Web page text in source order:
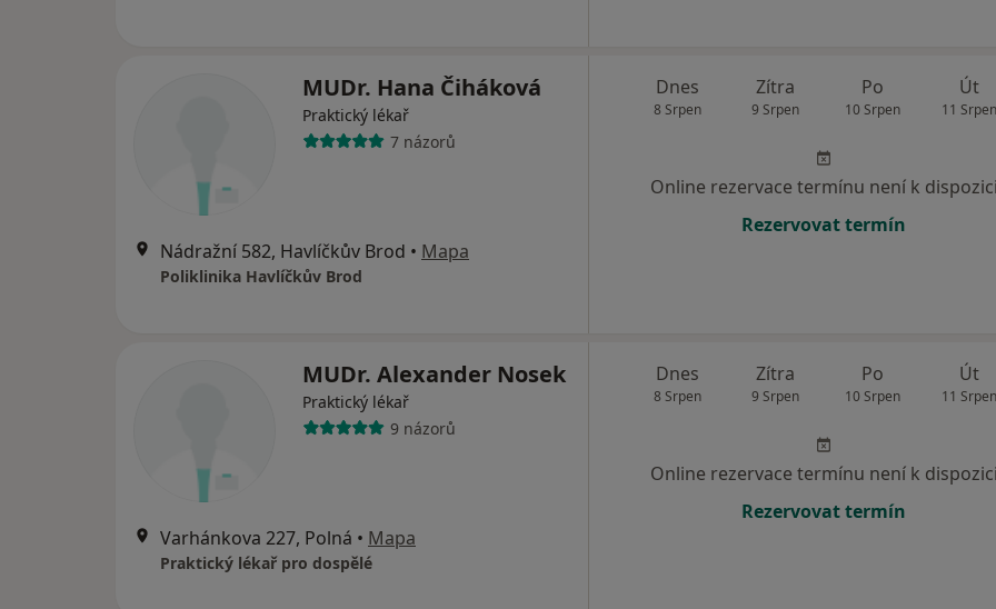
MUDr. Hana Čiháková
Praktický lékař
7 názorů
Nádražní 582, Havlíčkův Brod • Mapa
Poliklinika Havlíčkův Brod
Dnes
8 Srpen
Zítra
9 Srpen
Po
10 Srpen
Út
11 Srpen
Online rezervace termínu není k dispozici
Rezervovat termín
MUDr. Alexander Nosek
Praktický lékař
9 názorů
Varhánkova 227, Polná • Mapa
Praktický lékař pro dospělé
Dnes
8 Srpen
Zítra
9 Srpen
Po
10 Srpen
Út
11 Srpen
Online rezervace termínu není k dispozici
Rezervovat termín